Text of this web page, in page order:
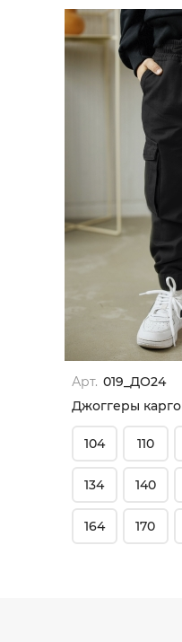
Арт. 019_ДО24
Джоггеры карго
104 110
134 140
164 170